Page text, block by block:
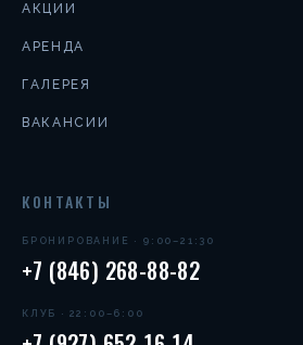
АКЦИИ
АРЕНДА
ГАЛЕРЕЯ
ВАКАНСИИ
КОНТАКТЫ
БРОНИРОВАНИЕ · 9:00–21:30
+7 (846) 268-88-82
КЛУБ · 22:00–6:00